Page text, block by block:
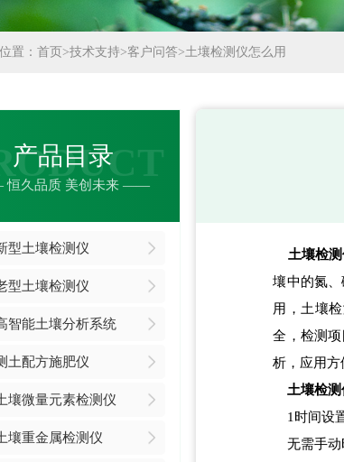
置： 首页 >技术支持>客户问答>土壤检测仪怎么用
产品目录
久品质 美创未来 ——
型土壤检测仪
型土壤检测仪
智能土壤分析系统
土配方施肥仪
壤微量元素检测仪
壤重金属检测仪
土壤检
壤中的氮
用，土壤
全，检测
析，应用方
土壤检
1时间设
无需手动